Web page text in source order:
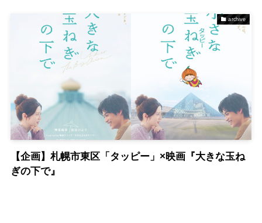
archive
【企画】札幌市東区「タッピー」×映画『大きな玉ね
ぎの下で』